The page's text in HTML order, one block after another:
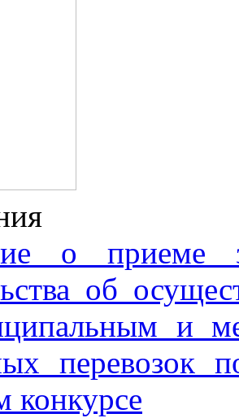
о приеме
об
и
перевозок
конкурсе